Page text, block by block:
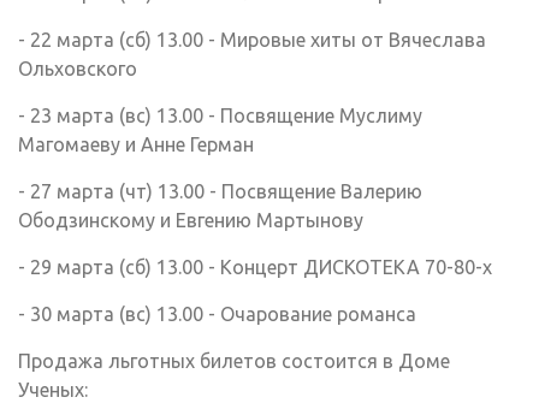
- 22 марта (сб) 13.00 - Мировые хиты от Вячеслава
Ольховского
- 23 марта (вс) 13.00 - Посвящение Муслиму
Магомаеву и Анне Герман
- 27 марта (чт) 13.00 - Посвящение Валерию
Ободзинскому и Евгению Мартынову
- 29 марта (сб) 13.00 - Концерт ДИСКОТЕКА 70-80-х
- 30 марта (вс) 13.00 - Очарование романса
Продажа льготных билетов состоится в Доме
Ученых: